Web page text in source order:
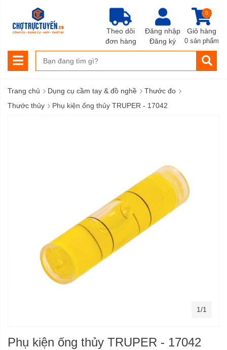
Đăng nhập
Đăng ký
Giỏ hàng
0
0 sản phẩm
Theo dõi
đơn hàng
Trang chủ › Dụng cụ cầm tay & đồ nghề › Thước đo ›
Thước thủy › Phụ kiện ống thủy TRUPER - 17042
Phụ kiện ống thủy TRUPER - 17042
1/1